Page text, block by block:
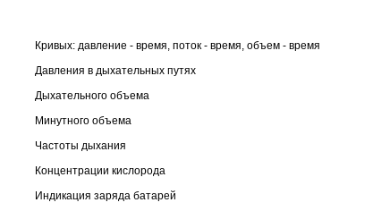
Кривых: давление - время, поток - время, объем - время
Давления в дыхательных путях
Дыхательного объема
Минутного объема
Частоты дыхания
Концентрации кислорода
Индикация заряда батарей